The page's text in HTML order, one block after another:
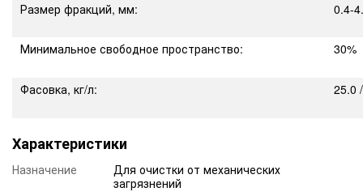
Размер фракций, мм:
0.4-
Минимальное свободное пространство: 30%
Фасовка, кг/л: 25.0
Характеристики
Назначение
Для очистки от механических
загрязнений